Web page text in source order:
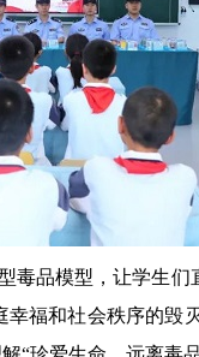
品模型，让学生们
福和社会秩序的毁